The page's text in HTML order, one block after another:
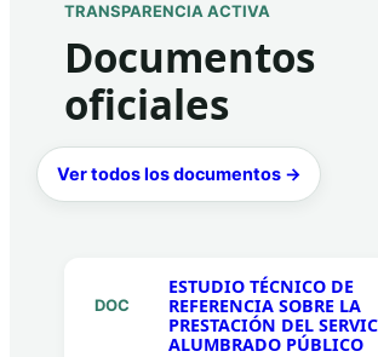
TRANSPARENCIA ACTIVA
Documentos
oficiales
Ver todos los documentos →
DOC
ESTUDIO TÉCNICO DE
REFERENCIA SOBRE LA
PRESTACIÓN DEL
ALUMBRADO PÚBLICO